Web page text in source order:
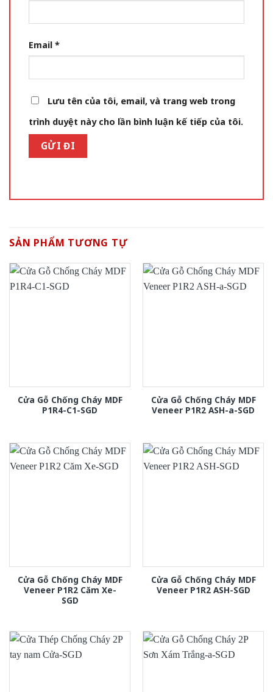
Email *
Lưu tên của tôi, email, và trang web trong
trình duyệt này cho lần bình luận kế tiếp của tôi.
SẢN PHẨM TƯƠNG TỰ
Cửa Gỗ Chống Cháy MDF
P1R4-C1-SGD
Cửa Gỗ Chống Cháy MDF
Veneer P1R2 ASH-a-SGD
Cửa Gỗ Chống Cháy MDF
Veneer P1R2 Căm Xe-
SGD
Cửa Gỗ Chống Cháy MDF
Veneer P1R2 ASH-SGD